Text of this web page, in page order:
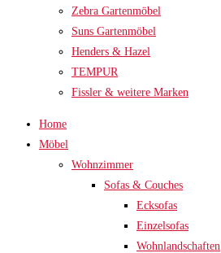
Zebra Gartenmöbel
Suns Gartenmöbel
Henders & Hazel
TEMPUR
Fissler & weitere Marken
Home
Möbel
Wohnzimmer
Sofas & Couches
Ecksofas
Einzelsofas
Wohnlandschaften